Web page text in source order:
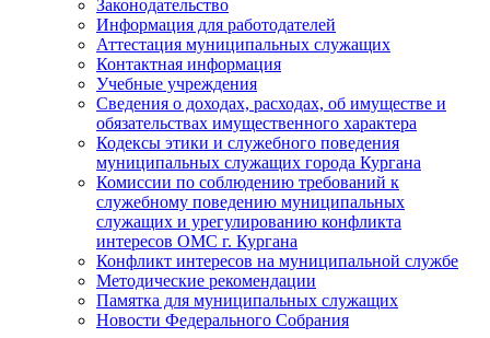
Законодательство
Информация для работодателей
Аттестация муниципальных служащих
Контактная информация
Учебные учреждения
Сведения о доходах, расходах, об имуществе и
обязательствах имущественного характера
Кодексы этики и служебного поведения
муниципальных служащих города Кургана
Комиссии по соблюдению требований к
служебному поведению муниципальных
служащих и урегулированию конфликта
интересов ОМС г. Кургана
Конфликт интересов на муниципальной службе
Методические рекомендации
Памятка для муниципальных служащих
Новости Федерального Cобрания